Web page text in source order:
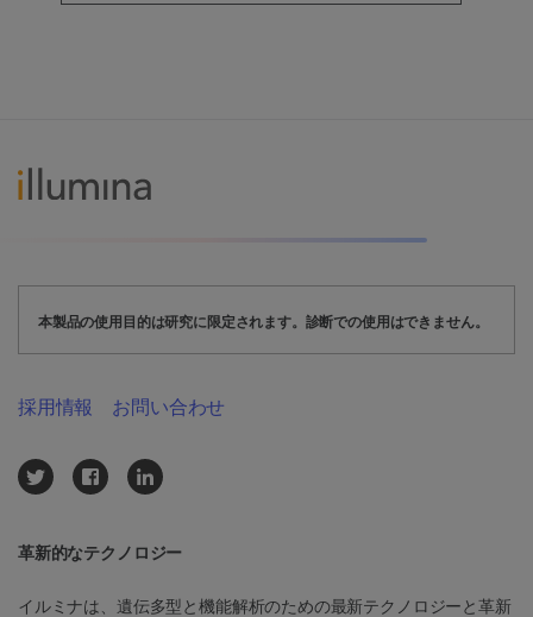
本製品の使用目的は研究に限定されます。診断での使用はできません。
革新的なテクノロジー
イルミナは、遺伝多型と機能解析のための最新テクノロジーと革新
採用情報 お問い合わせ